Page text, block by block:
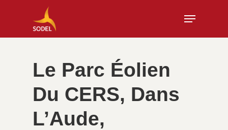
main
Menu
Le Parc Éolien
Du CERS, Dans
L’Aude,